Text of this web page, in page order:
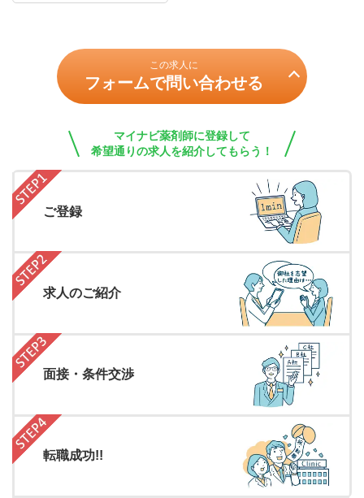
この求人に
フォームで問い合わせる
マイナビ薬剤師に登録して
希望通りの求人を紹介してもらう！
ご登録
求人のご紹介
面接・条件交渉
転職成功!!